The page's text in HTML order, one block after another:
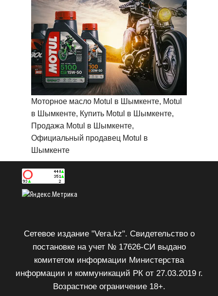
Моторное масло Motul в Шымкенте, Motul
в Шымкенте, Купить Motul в Шымкенте,
Продажа Motul в Шымкенте,
Официальный продавец Motul в
Шымкенте
Сетевое издание "Vera.kz". Свидетельство о
постановке на учет № 17626-СИ выдано
комитетом информации Министерства
информации и коммуникаций РК от 27.03.2019 г.
Возрастное ограничение 18+.